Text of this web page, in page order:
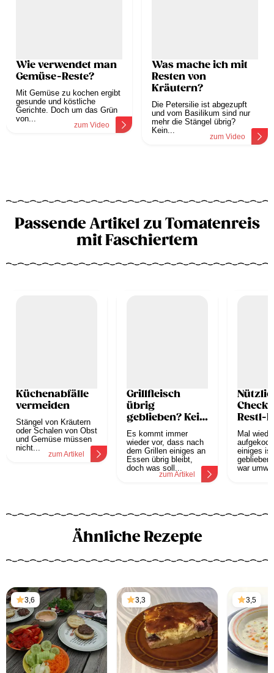
Wie verwendet man
Gemüse-Reste?
Mit Gemüse zu kochen ergibt
gesunde und köstliche
Gerichte. Doch um das Grün
von...
zum Video
Was mache ich mit
Resten von
Kräutern?
Die Petersilie ist abgezupft
und vom Basilikum sind nur
mehr die Stängel übrig?
Kein...
zum Video
Passende Artikel zu Tomatenreis
mit Faschiertem
Küchenabfälle
vermeiden
Stängel von Kräutern
oder Schalen von Obst
und Gemüse müssen
nicht...
zum Artikel
Grillfleisch
übrig
geblieben? Kein
Problem!
Es kommt immer
wieder vor, dass nach
dem Grillen einiges an
Essen übrig bleibt,
doch was soll...
zum Artikel
Restl-
Mal
einiges
war
Ähnliche Rezepte
3,6 3,3 3,5